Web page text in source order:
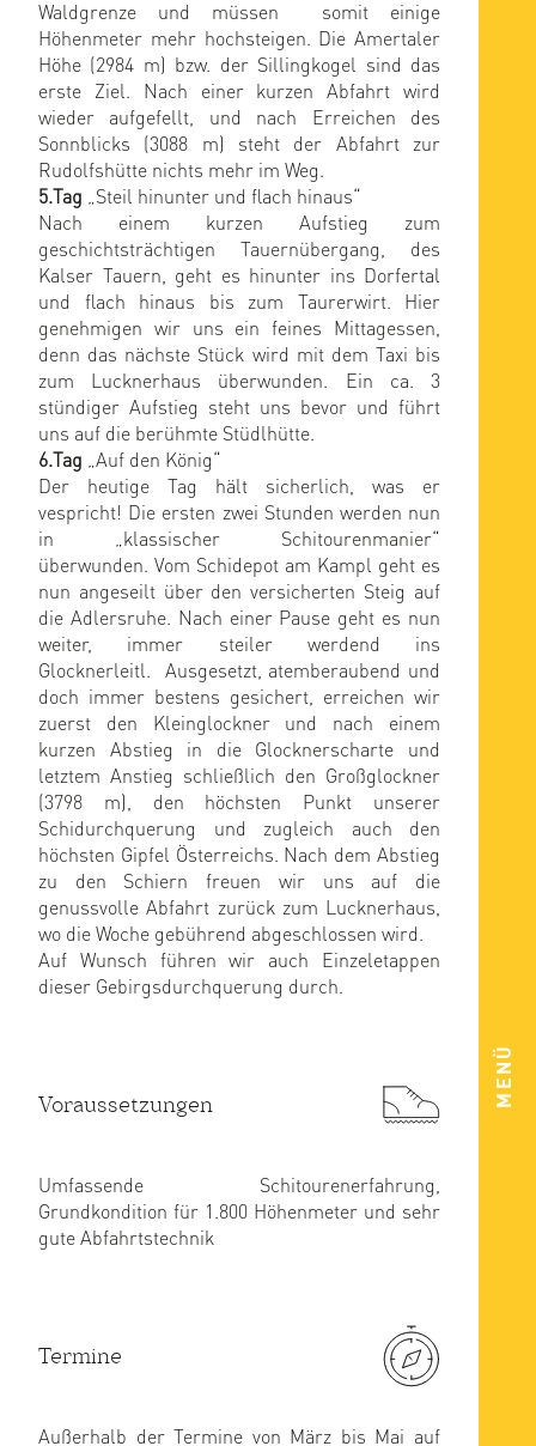
MENÜ
Waldgrenze und müssen somit einige
Höhenmeter mehr hochsteigen. Die Amertaler
Höhe (2984 m) bzw. der Sillingkogel sind das
erste Ziel. Nach einer kurzen Abfahrt wird
wieder aufgefellt, und nach Erreichen des
Sonnblicks (3088 m) steht der Abfahrt zur
Rudolfshütte nichts mehr im Weg.
5.Tag „Steil hinunter und flach hinaus“
Nach einem kurzen Aufstieg zum
geschichtsträchtigen Tauernübergang, des
Kalser Tauern, geht es hinunter ins Dorfertal
und flach hinaus bis zum Taurerwirt. Hier
genehmigen wir uns ein feines Mittagessen,
denn das nächste Stück wird mit dem Taxi bis
zum Lucknerhaus überwunden. Ein ca. 3
stündiger Aufstieg steht uns bevor und führt
uns auf die berühmte Stüdlhütte.
6.Tag „Auf den König“
Der heutige Tag hält sicherlich, was er
vespricht! Die ersten zwei Stunden werden nun
in „klassischer Schitourenmanier“
überwunden. Vom Schidepot am Kampl geht es
nun angeseilt über den versicherten Steig auf
die Adlersruhe. Nach einer Pause geht es nun
weiter, immer steiler werdend ins
Glocknerleitl. Ausgesetzt, atemberaubend und
doch immer bestens gesichert, erreichen wir
zuerst den Kleinglockner und nach einem
kurzen Abstieg in die Glocknerscharte und
letztem Anstieg schließlich den Großglockner
(3798 m), den höchsten Punkt unserer
Schidurchquerung und zugleich auch den
höchsten Gipfel Österreichs. Nach dem Abstieg
zu den Schiern freuen wir uns auf die
genussvolle Abfahrt zurück zum Lucknerhaus,
wo die Woche gebührend abgeschlossen wird.
Auf Wunsch führen wir auch Einzeletappen
dieser Gebirgsdurchquerung durch.
Voraussetzungen
Umfassende Schitourenerfahrung,
Grundkondition für 1.800 Höhenmeter und sehr
gute Abfahrtstechnik
Termine
Außerhalb der Termine von März bis Mai auf